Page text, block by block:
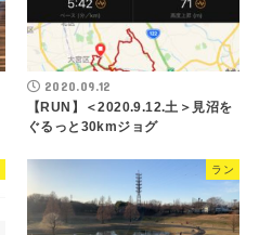
2020.09.12
【RUN】＜2020.9.12.土＞見沼を
ぐるっと30kmジョグ
ラン